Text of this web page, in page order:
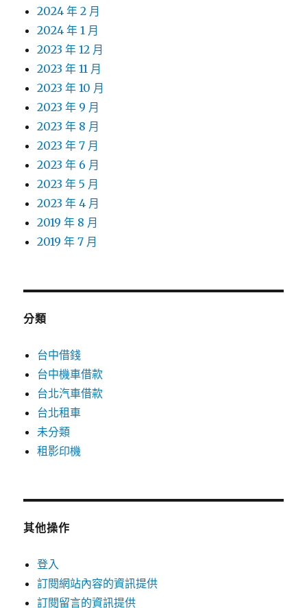
2024 年 2 月
2024 年 1 月
2023 年 12 月
2023 年 11 月
2023 年 10 月
2023 年 9 月
2023 年 8 月
2023 年 7 月
2023 年 6 月
2023 年 5 月
2023 年 4 月
2019 年 8 月
2019 年 7 月
分類
台中借錢
台中機車借款
台北汽車借款
台北租車
未分類
租影印機
其他操作
登入
訂閱網站內容的資訊提供
訂閱留言的資訊提供